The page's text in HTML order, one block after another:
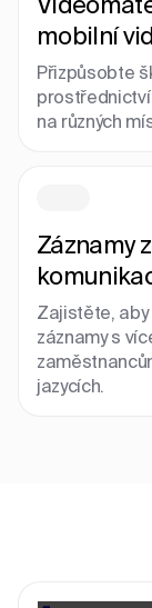
mobilní
Přizpůsobte
na různých
Záznamy
Zajistěte, aby
záznamy s
jazycích.